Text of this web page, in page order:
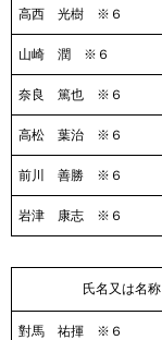
高西 光樹 ※６
山崎 潤 ※６
奈良 篤也 ※６
高松 葉治 ※６
前川 善勝 ※６
岩津 康志 ※６
氏名又は名称
對馬 祐揮 ※６